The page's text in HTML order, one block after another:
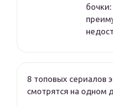
8 топовых сериалов
смотрятся на одном